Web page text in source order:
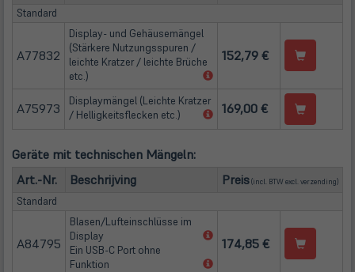
Standard
A77832
Display- und Gehäusemängel
(Stärkere Nutzungsspuren /
leichte Kratzer / leichte Brüche
etc.)
(öffnet
neuem
Tab)
152,79 €
A75973
Displaymängel (Leichte Kratzer
/ Helligkeitsflecken etc.)
(öffnet
169,00 €
Geräte mit technischen Mängeln:
Art.-Nr.
Beschrijving Preis(incl. BTW excl. verzending)
Standard
A84795
Blasen/Lufteinschlüsse im
Display
(öffnet
neuem
Ein USB-C Port ohne
Funktion
(öffnet
174,85 €